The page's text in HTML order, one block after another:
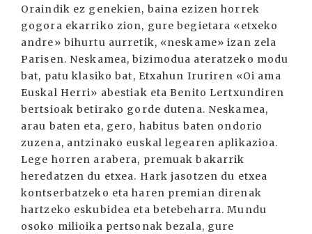
Oraindik ez genekien, baina ezizen horrek
gogora ekarriko zion, gure begietara «etxeko
andre» bihurtu aurretik, «neskame» izan zela
Parisen. Neskamea, bizimodua ateratzeko modu
bat, patu klasiko bat, Etxahun Iruriren «Oi ama
Euskal Herri» abestiak eta Benito Lertxundiren
bertsioak betirako gorde dutena. Neskamea,
arau baten eta, gero, habitus baten ondorio
zuzena, antzinako euskal legearen aplikazioa.
Lege horren arabera, premuak bakarrik
heredatzen du etxea. Hark jasotzen du etxea
kontserbatzeko eta haren premian direnak
hartzeko eskubidea eta betebeharra. Mundu
osoko milioika pertsonak bezala, gure